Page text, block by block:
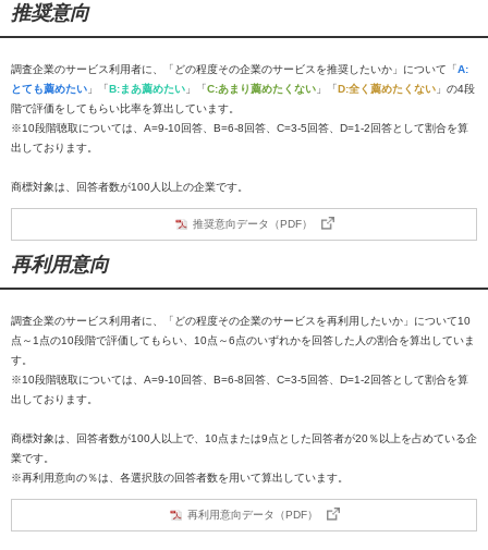
推奨意向
調査企業のサービス利用者に、「どの程度その企業のサービスを推奨したいか」について「A:
とても薦めたい 」「B:まあ薦めたい 」「C:あまり薦めたくない 」「D:全く薦めたくない 」の4段
階で評価をしてもらい比率を算出しています。
※10段階聴取については、A=9-10回答、B=6-8回答、C=3-5回答、D=1-2回答として割合を算
出しております。
商標対象は、回答者数が100人以上の企業です。
推奨意向データ（PDF）
再利用意向
調査企業のサービス利用者に、「どの程度その企業のサービスを再利用したいか」について10
点～1点の10段階で評価してもらい、10点～6点のいずれかを回答した人の割合を算出していま
す。
※10段階聴取については、A=9-10回答、B=6-8回答、C=3-5回答、D=1-2回答として割合を算
出しております。
商標対象は、回答者数が100人以上で、10点または9点とした回答者が20％以上を占めている企
業です。
※再利用意向の％は、各選択肢の回答者数を用いて算出しています。
再利用意向データ（PDF）